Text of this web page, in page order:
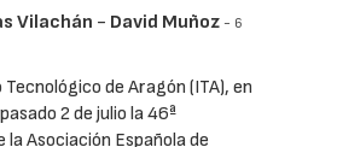
Vilachán - David Muñoz - 6
de Aragón (ITA), en
2 de julio la 46ª
la Asociación Española de